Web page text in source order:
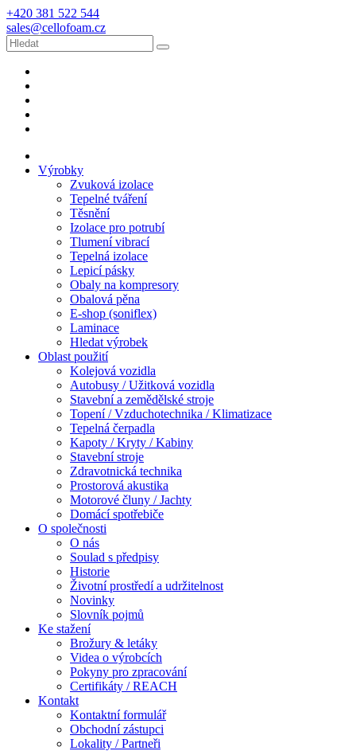
+420 381 522 544
sales@cellofoam.cz
Výrobky
Zvuková izolace
Tepelné tváření
Těsnění
Izolace pro potrubí
Tlumení vibrací
Tepelná izolace
Lepicí pásky
Obaly na kompresory
Obalová pěna
E-shop (soniflex)
Laminace
Hledat výrobek
Oblast použití
Kolejová vozidla
Autobusy / Užitková vozidla
Stavební a zemědělské stroje
Topení / Vzduchotechnika / Klimatizace
Tepelná čerpadla
Kapoty / Kryty / Kabiny
Stavební stroje
Zdravotnická technika
Prostorová akustika
Motorové čluny / Jachty
Domácí spotřebiče
O společnosti
O nás
Soulad s předpisy
Historie
Životní prostředí a udržitelnost
Novinky
Slovník pojmů
Ke stažení
Brožury & letáky
Videa o výrobcích
Pokyny pro zpracování
Certifikáty / REACH
Kontakt
Kontaktní formulář
Obchodní zástupci
Lokality / Partneři